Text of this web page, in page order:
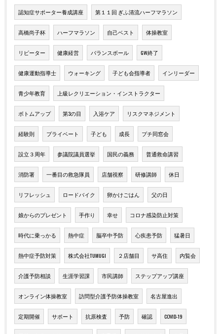
認知症サポーター養成講座 第１１回 ぎふ清流ハーフマラソン
高橋尚子杯 ハーフマラソン 自己ベスト 体操教室
リピーター 健康経営 バランスボール GW終了
健康運動指導士 ウォーキング 子ども会指導者 インリーダー
青少年教育 上級レクリエーション・インストラクター
ボトムアップ 第3の目 入浴ケア リスクマネジメント
経験則 プライベート 子ども 成長 プチ同窓会
設立３周年 参議院議員選挙 国民の義務 普通救命講習
消防署 一番目の救急隊員 店舗視察 研修講師 休日
リフレッシュ ロードバイク 卵かけごはん 父の日
娘からのプレゼント 手作り 幸せ コロナ感染防止対策
時代に乗っかる 熱中症 脳卒中予防 心疾患予防 猛暑日
熱中症予防対策 株式会社TUMUGI ２店舗目 サ高住 内覧会
介護予防相談 生涯学習課 市民講師 ステップアップ講座
オンライン体操教室 訪問型介護予防体操教室 名古屋進出
定期開催 サポート 抗原検査 予防 確認 COVID-19